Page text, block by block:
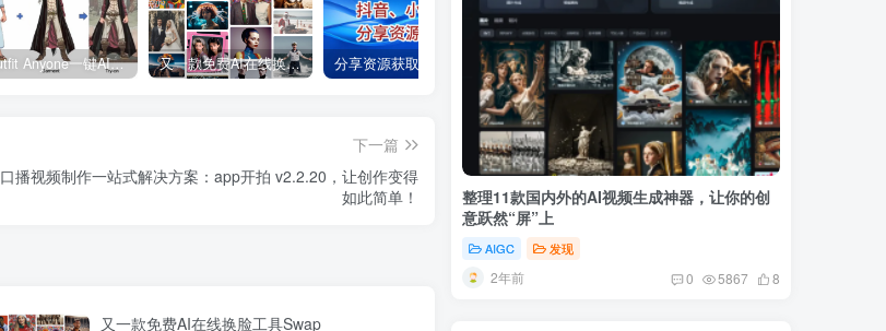
Outfit Anyone一键AI换装工具，目前免费体验 又一款免费AI在线换脸工具Swap 分享资源获取列表 AI一键换脸软件，支持视频+GIF RefacePro v4.15.1 安卓 激活VIP版本
下一篇
​口播视频制作一站式解决方案：app开拍 v2.2.20，让创作变得
如此简单！
又一款免费AI在线换脸工具Swap
整理11款国内外的AI视频生成神器，让你的创
意跃然“屏”上
AIGC 发现
2年前 0 5867 8